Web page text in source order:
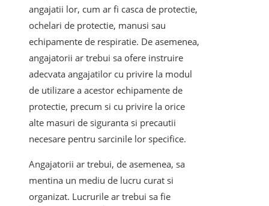
angajatii lor, cum ar fi casca de protectie,
ochelari de protectie, manusi sau
echipamente de respiratie. De asemenea,
angajatorii ar trebui sa ofere instruire
adecvata angajatilor cu privire la modul
de utilizare a acestor echipamente de
protectie, precum si cu privire la orice
alte masuri de siguranta si precautii
necesare pentru sarcinile lor specifice.
Angajatorii ar trebui, de asemenea, sa
mentina un mediu de lucru curat si
organizat. Lucrurile ar trebui sa fie